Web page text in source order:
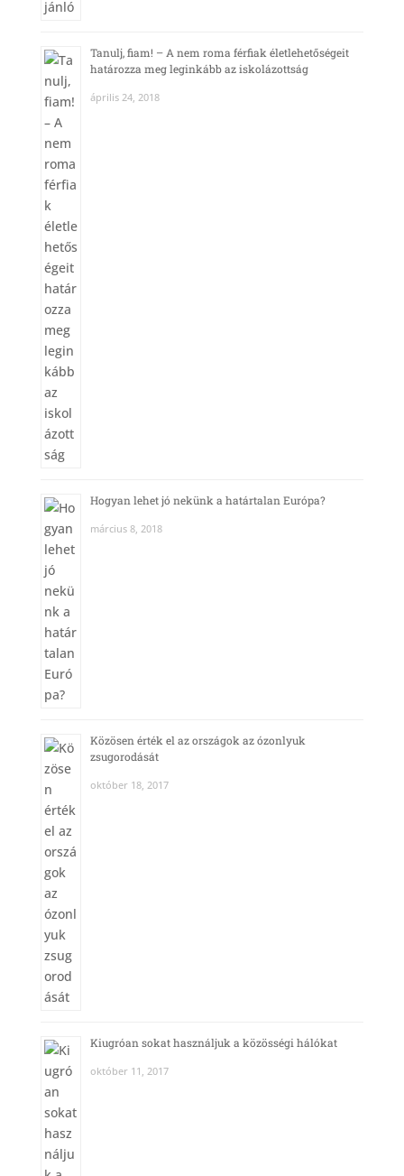
Tanulj, fiam! – A nem roma férfiak életlehetőségeit
határozza meg leginkább az iskolázottság
április 24, 2018
Hogyan lehet jó nekünk a határtalan Európa?
március 8, 2018
Közösen érték el az országok az ózonlyuk
zsugorodását
október 18, 2017
Kiugróan sokat használjuk a közösségi hálókat
október 11, 2017